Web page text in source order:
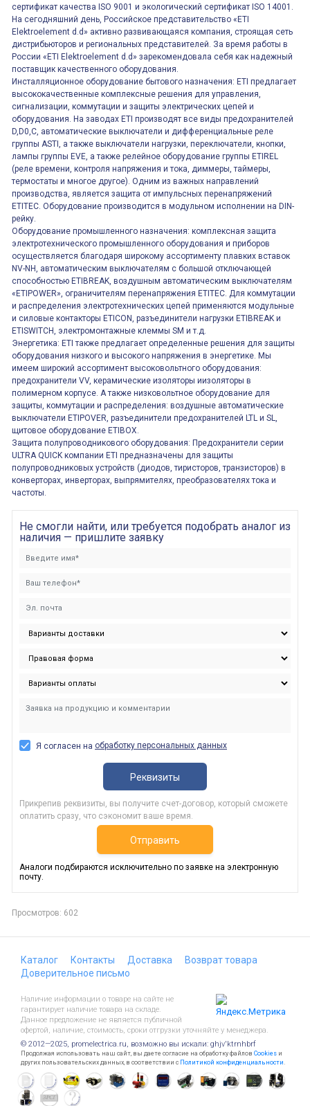
сертификат качества ISO 9001 и экологический сертификат ISO 14001.
На сегодняшний день, Российское представительство «ETI
Elektroelement d.d» активно развивающаяся компания, строящая сеть
дистрибьюторов и региональных представителей. За время работы в
России «ETI Elektroelement d.d» зарекомендовала себя как надежный
поставщик качественного оборудования.
Инсталляционное оборудование бытового назначения: ETI предлагает
высококачественные комплексные решения для управления,
сигнализации, коммутации и защиты электрических цепей и
оборудования. На заводах ETI производят все виды предохранителей
D,D0,C, автоматические выключатели и дифференциальные реле
группы ASTI, а также выключатели нагрузки, переключатели, кнопки,
лампы группы EVE, а также релейное оборудование группы ETIREL
(реле времени, контроля напряжения и тока, диммеры, таймеры,
термостаты и многое другое). Одним из важных направлений
производства, является защита от импульсных перенапряжений
ETITEC. Оборудование производится в модульном исполнении на DIN-
рейку.
Оборудование промышленного назначения: комплексная защита
электротехнического промышленного оборудования и приборов
осуществляется благодаря широкому ассортименту плавких вставок
NV-NH, автоматическим выключателям с большой отключающей
способностью ETIBREAK, воздушным автоматическим выключателям
«ETIPOWER», ограничителям перенапряжения ETITEC. Для коммутации
и распределения электротехнических цепей применяются модульные
и силовые контакторы ETICON, разъединители нагрузки ETIBREAK и
ETISWITCH, электромонтажные клеммы SM и т.д.
Энергетика: ETI также предлагает определенные решения для защиты
оборудования низкого и высокого напряжения в энергетике. Мы
имеем широкий ассортимент высоковольтного оборудования:
предохранители VV, керамические изоляторы иизоляторы в
полимерном корпусе. А также низковольтное оборудование для
защиты, коммутации и распределения: воздушные автоматические
выключатели ETIPOVER, разъединители предохранителей LTL и SL,
щитовое оборудование ETIBOX.
Защита полупроводникового оборудования: Предохранители серии
ULTRA QUICK компании ETI предназначены для защиты
полупроводниковых устройств (диодов, тиристоров, транзисторов) в
конверторах, инверторах, выпрямителях, преобразователях тока и
частоты.
Не смогли найти, или требуется подобрать аналог из
наличия — пришлите заявку
Я согласен на обработку персональных данных
Реквизиты
Прикрепив реквизиты, вы получите счет-договор, который сможете
оплатить сразу, что сэкономит ваше время.
Отправить
Аналоги подбираются исключительно по заявке на электронную
почту.
Просмотров: 602
Каталог Контакты Доставка
Возврат товара
Доверительное письмо
Наличие информации о товаре на сайте не
гарантирует наличие товара на складе.
Данное предложение не является публичной
офертой, наличие, стоимость, сроки отгрузки уточняйте у менеджера.
© 2012—2025, promelectrica.ru, возможно вы искали: ghjv'ktrnhbrf
Продолжая использовать наш сайт, вы даете согласие на обработку файлов Cookies и
других пользовательских данных, в соответствии с Политикой конфиденциальности.